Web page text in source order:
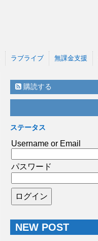
ラブライブ 無課金支援
購読する
ステータス
Username or Email
パスワード
NEW POST